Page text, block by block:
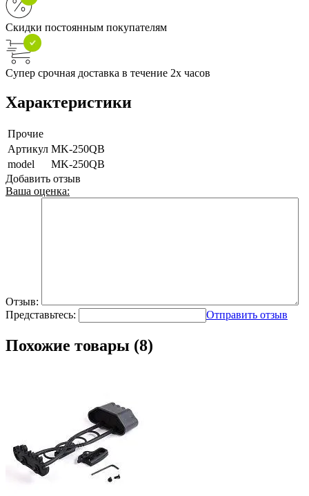
Скидки постоянным покупателям
Супер срочная доставка в течение 2х часов
Характеристики
Прочие
Артикул MK-250QB
model
MK-250QB
Добавить отзыв
Ваша оценка:
Отзыв:
Представьтесь:
Отправить отзыв
Похожие товары (8)